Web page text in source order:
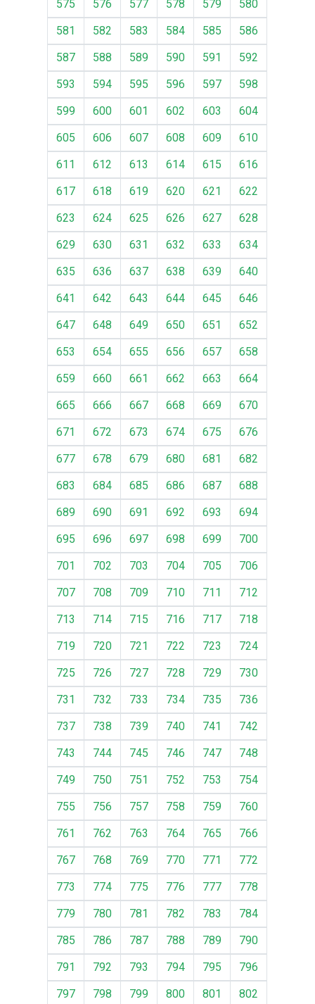
575
576 577 578 579
580
581
582 583 584 585
586
587
588 589 590 591
592
593
594 595 596 597
598
599
600 601 602 603
604
605
606 607 608 609
610
611
612 613 614 615
616
617
618 619 620 621
622
623
624 625 626 627
628
629
630 631 632 633
634
635
636 637 638 639
640
641
642 643 644 645
646
647
648 649 650 651
652
653
654 655 656 657
658
659
660 661 662 663
664
665
666 667 668 669
670
671
672 673 674 675
676
677
678 679 680 681
682
683
684 685 686 687
688
689
690 691 692 693
694
695
696 697 698 699
700
701
702 703 704 705
706
707
708 709 710 711
712
713
714 715 716 717
718
719
720 721 722 723
724
725
726 727 728 729
730
731
732 733 734 735
736
737
738 739 740 741
742
743
744 745 746 747
748
749
750 751 752 753
754
755
756 757 758 759
760
761
762 763 764 765
766
767
768 769 770 771
772
773
774 775 776 777
778
779
780 781 782 783
784
785
786 787 788 789
790
791
792 793 794 795
796
797
798 799 800 801 802